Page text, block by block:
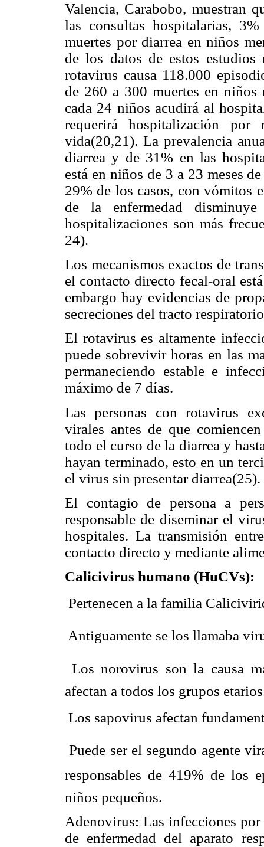
Valencia, Carabobo, muestran
las consultas hospitalarias,
muertes por diarrea en niños
de los datos de estos estudios
rotavirus causa 118.000
de 260 a 300 muertes en niños
cada 24 niños acudirá al
requerirá hospitalización
vida(20,21). La prevalencia
diarrea y de 31% en las
está en niños de 3 a 23 meses
29% de los casos, con vómitos
de la enfermedad
hospitalizaciones son más
24).
Los mecanismos exactos de
el contacto directo fecal-oral
embargo hay evidencias de
secreciones del tracto
El rotavirus es altamente
puede sobrevivir horas en las
permaneciendo estable e
máximo de 7 días.
Las personas con rotavirus
virales antes de que
todo el curso de la diarrea y
hayan terminado, esto en un
el virus sin presentar diarrea(25).
El contagio de persona a
responsable de diseminar el
hospitales. La transmisión
contacto directo y mediante
Calicivirus humano (HuCVs):
 Pertenecen a la familia
 Antiguamente se los llamaba
 Los norovirus son la causa
afectan a todos los grupos
 Los sapovirus afectan
 Puede ser el segundo agente
responsables de 419% de los
niños pequeños.
Adenovirus: Las infecciones
de enfermedad del aparato